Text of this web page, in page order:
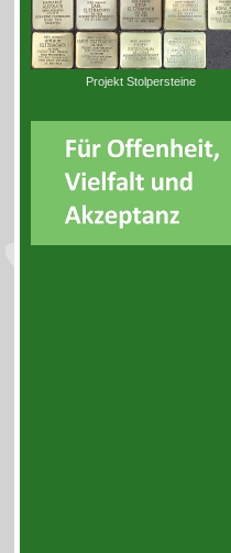
Projekt Stolpersteine